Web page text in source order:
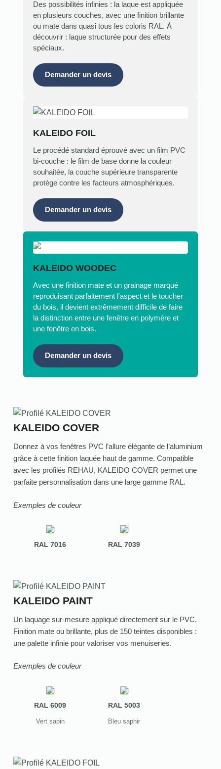
Des possibilités infinies : la laque est appliquée
en plusieurs couches, avec une finition brillante
ou mate dans quasi tous les coloris RAL. À
découvrir : laque structurée pour des effets
spéciaux.
Demander un devis
KALEIDO FOIL
Le procédé standard éprouvé avec un film PVC
bi-couche : le film de base donne la couleur
souhaitée, la couche supérieure transparente
protège contre les facteurs atmosphériques.
Demander un devis
KALEIDO WOODEC
Avec une finition mate et un grainage marqué
reproduisant parfaitement l'aspect et le toucher
du bois, il devient extrêmement difficile de faire
la distinction entre une fenêtre en polymère et
une fenêtre en bois.
Demander un devis
KALEIDO COVER
Donnez à vos fenêtres PVC l’allure élégante de l’aluminium
grâce à cette finition laquée haut de gamme. Compatible
avec les profilés REHAU, KALEIDO COVER permet une
parfaite personnalisation dans une large gamme RAL.
Exemples de couleur
RAL 7016 RAL 7039
KALEIDO PAINT
Un laquage sur-mesure appliqué directement sur le PVC.
Finition mate ou brillante, plus de 150 teintes disponibles :
une palette infinie pour valoriser vos menuiseries.
Exemples de couleur
RAL 6009
Vert sapin
RAL 5003
Bleu saphir